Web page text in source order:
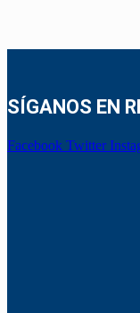
SÍGANOS EN
Facebook Twitter